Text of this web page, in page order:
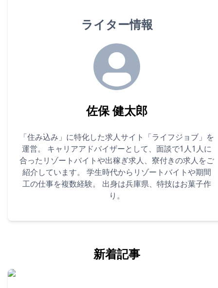
ライター情報
佐保 健太郎
「住み込み」に特化した求人サイト「ライフジョブ」を
運営。 キャリアアドバイザーとして、面談で1人1人に
合ったリゾートバイトや出稼ぎ求人、寮付きの求人をご
紹介しています。 学生時代からリゾートバイトや期間
工の仕事を複数経験。 出身は兵庫県、特技はお菓子作
り。
新着記事